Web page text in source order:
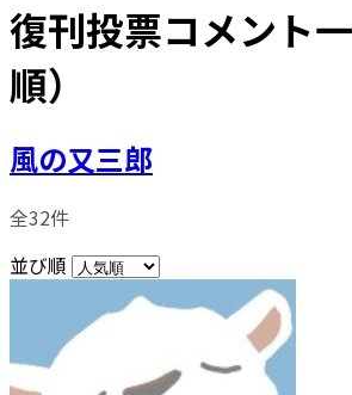
復刊投票コメント
順）
風の又三郎
全32件
並び順